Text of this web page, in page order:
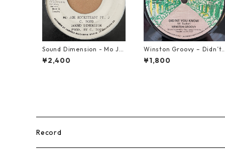
Sound Dimension - Mo Jo
e Rock Steady【7-21087】
¥2,400
Winston Groovy – Didn’t
ou Know【7-21811】
¥1,800
Record